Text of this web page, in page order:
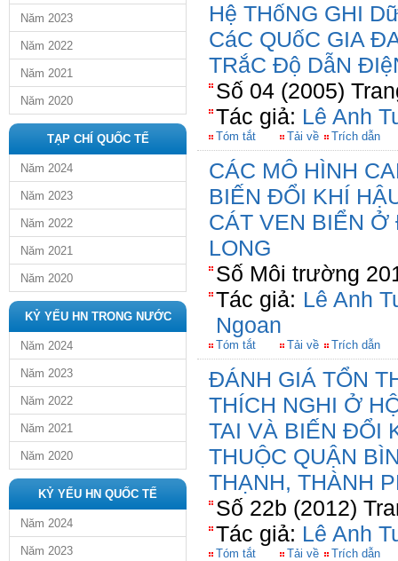
Năm 2023
Năm 2022
Năm 2021
Năm 2020
TẠP CHÍ QUỐC TẾ
Năm 2024
Năm 2023
Năm 2022
Năm 2021
Năm 2020
KỶ YẾU HN TRONG NƯỚC
Năm 2024
Năm 2023
Năm 2022
Năm 2021
Năm 2020
KỶ YẾU HN QUỐC TẾ
Năm 2024
Năm 2023
Hệ THốNG GHI
CáC QUốC GIA
TRắC Độ DẫN
Số 04 (2005)
Tác giả: Lê Anh
Tóm tắt Tải về Trích dẫn
CÁC MÔ HÌNH
BIẾN ĐỔI KHÍ
CÁT VEN BIỂN
LONG
Số Môi trường
Tác giả: Lê Anh
Ngoan
Tóm tắt Tải về Trích dẫn
ĐÁNH GIÁ TỔN
THÍCH NGHI Ở
TAI VÀ BIẾN ĐỔI
THUỘC QUẬN
THẠNH, THÀNH
Số 22b (2012)
Tác giả: Lê Anh
Tóm tắt Tải về Trích dẫn